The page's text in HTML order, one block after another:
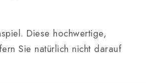
Diese hochwertige,
Sie natürlich nicht darauf